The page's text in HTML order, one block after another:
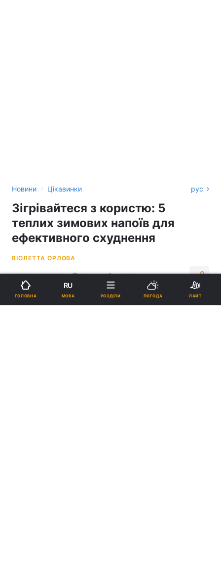
Новини › Цікавинки рус
Зігрівайтеся з користю: 5
теплих зимових напоїв для
ефективного схуднення
ВІОЛЕТТА ОРЛОВА
03:42, 28.11.23 2 хв. 18716
Підпишіться на нас в Google
ГОЛОВНА
RU
МОВА РОЗДІЛИ ПОГОДА ЛАЙТ